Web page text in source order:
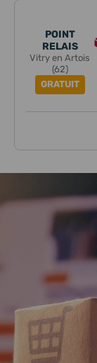
POINT
RELAIS
Vitry en Artois
(62)
GRATUIT